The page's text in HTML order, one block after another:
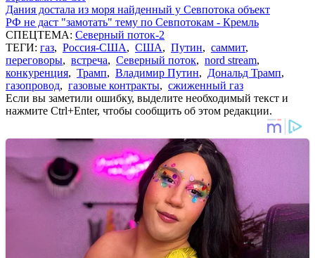
Дания достала из моря найденный у Севпотока объект
РФ не даст "замотать" тему по Севпотокам - Кремль
СПЕЦТЕМА: Северный поток-2
ТЕГИ: газ, Россия-США, США, Путин, саммит,
переговоры, встреча, Северный поток, nord stream,
конкуренция, Трамп, Владимир Путин, Дональд Трамп,
газопровод, газовые контракты, сжиженный газ
Если вы заметили ошибку, выделите необходимый текст и
нажмите Ctrl+Enter, чтобы сообщить об этом редакции.